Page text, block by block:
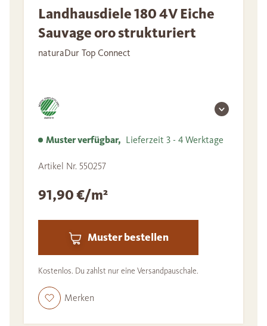
Landhausdiele 180 4V Eiche
Sauvage oro strukturiert
naturaDur Top Connect
Muster verfügbar, Lieferzeit 3 - 4 Werktage
Artikel Nr. 550257
91,90 €/m²
Muster bestellen
Kostenlos. Du zahlst nur eine Versandpauschale.
Merken